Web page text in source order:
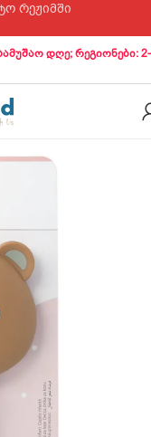
რეჟიმში
დღე; რეგიონები: 2-